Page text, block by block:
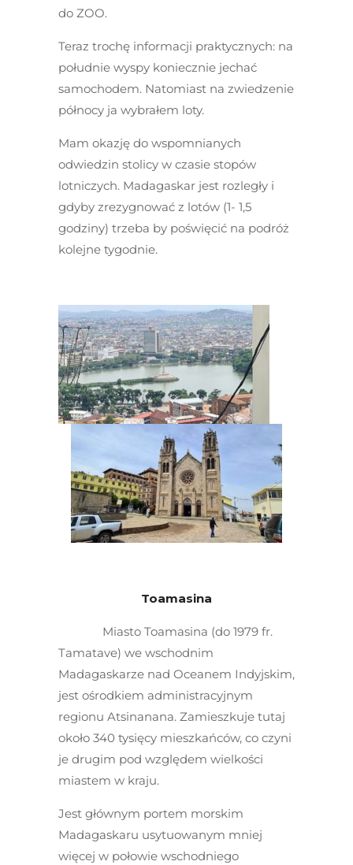
do ZOO.
Teraz trochę informacji praktycznych: na
południe wyspy koniecznie jechać
samochodem. Natomiast na zwiedzenie
północy ja wybrałem loty.
Mam okazję do wspomnianych
odwiedzin stolicy w czasie stopów
lotniczych. Madagaskar jest rozległy i
gdyby zrezygnować z lotów (1- 1,5
godziny) trzeba by poświęcić na podróż
kolejne tygodnie.
Toamasina
Miasto Toamasina (do 1979 fr.
Tamatave) we wschodnim
Madagaskarze nad Oceanem Indyjskim,
jest ośrodkiem administracyjnym
regionu Atsinanana. Zamieszkuje tutaj
około 340 tysięcy mieszkańców, co czyni
je drugim pod względem wielkości
miastem w kraju.
Jest głównym portem morskim
Madagaskaru usytuowanym mniej
więcej w połowie wschodniego